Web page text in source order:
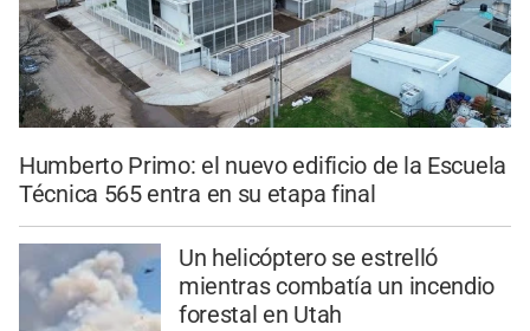
Humberto Primo: el nuevo edificio de la Escuela
Técnica 565 entra en su etapa final
Un helicóptero se estrelló
mientras combatía un incendio
forestal en Utah